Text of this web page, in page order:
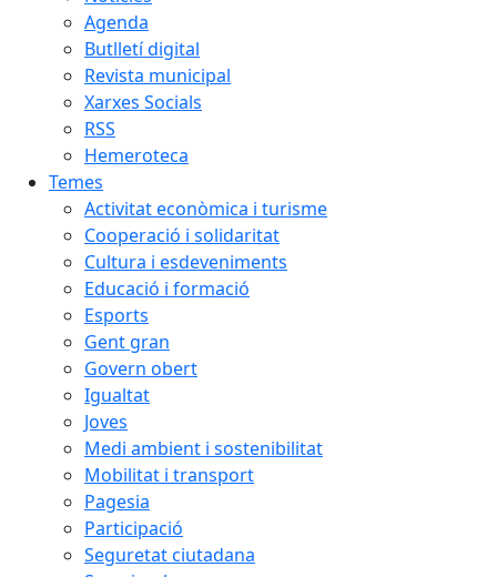
Agenda
Butlletí digital
Revista municipal
Xarxes Socials
RSS
Hemeroteca
Temes
Activitat econòmica i turisme
Cooperació i solidaritat
Cultura i esdeveniments
Educació i formació
Esports
Gent gran
Govern obert
Igualtat
Joves
Medi ambient i sostenibilitat
Mobilitat i transport
Pagesia
Participació
Seguretat ciutadana